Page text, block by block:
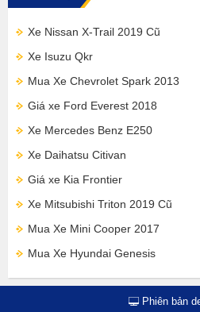
Xe Nissan X-Trail 2019 Cũ
Xe Isuzu Qkr
Mua Xe Chevrolet Spark 2013
Giá xe Ford Everest 2018
Xe Mercedes Benz E250
Xe Daihatsu Citivan
Giá xe Kia Frontier
Xe Mitsubishi Triton 2019 Cũ
Mua Xe Mini Cooper 2017
Mua Xe Hyundai Genesis
Phiên bản